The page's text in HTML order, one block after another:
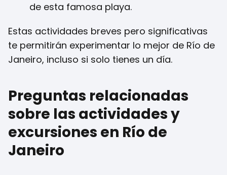
de esta famosa playa.
Estas actividades breves pero significativas
te permitirán experimentar lo mejor de Río de
Janeiro, incluso si solo tienes un día.
Preguntas relacionadas
sobre las actividades y
excursiones en Río de
Janeiro